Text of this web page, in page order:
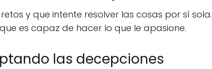
y que intente resolver las cosas por sí sola.
es capaz de hacer lo que le apasione.
las decepciones